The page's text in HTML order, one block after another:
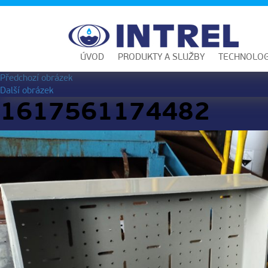
ÚVOD PRODUKTY A SLUŽBY
Předchozí obrázek
Další obrázek
1617561174482